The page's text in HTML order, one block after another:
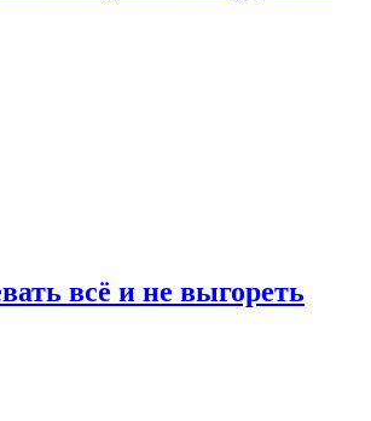
всё и не выгореть